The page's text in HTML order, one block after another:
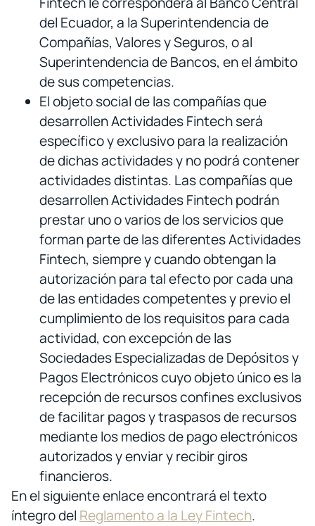
del Ecuador, a la Superintendencia de
Compañías, Valores y Seguros, o al
Superintendencia de Bancos, en el ámbito
de sus competencias.
El objeto social de las compañías que
desarrollen Actividades Fintech será
específico y exclusivo para la realización
de dichas actividades y no podrá contener
actividades distintas. Las compañías que
desarrollen Actividades Fintech podrán
prestar uno o varios de los servicios que
forman parte de las diferentes Actividades
Fintech, siempre y cuando obtengan la
autorización para tal efecto por cada una
de las entidades competentes y previo el
cumplimiento de los requisitos para cada
actividad, con excepción de las
Sociedades Especializadas de Depósitos y
Pagos Electrónicos cuyo objeto único es la
recepción de recursos confines exclusivos
de facilitar pagos y traspasos de recursos
mediante los medios de pago electrónicos
autorizados y enviar y recibir giros
financieros.
En el siguiente enlace encontrará el texto
íntegro del Reglamento a la Ley Fintech.